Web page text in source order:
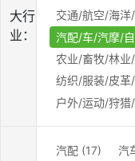
大行
业：
交通/航空/海洋
汽配/车/汽摩/
农业/畜牧/林业
纺织/服装/皮革
户外/运动/狩猎
汽配 (17) 汽